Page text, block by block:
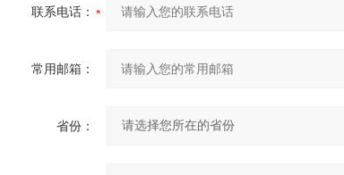
联系电话：
常用邮箱：
省份：